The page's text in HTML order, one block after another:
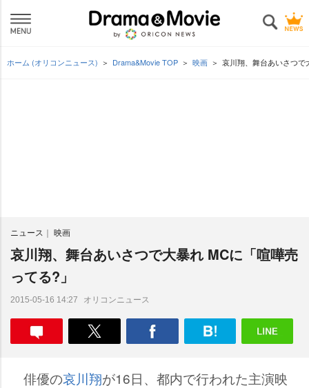
ホーム (オリコンニュース) Drama&Movie TOP 映画 哀川翔、舞台あいさつ
ニュース 映画
哀川翔、舞台あいさつで大暴れ MCに「喧嘩売
ってる?」
2015-05-16 14:27 オリコンニュース
俳優の哀川翔が16日、都内で行われた主演映